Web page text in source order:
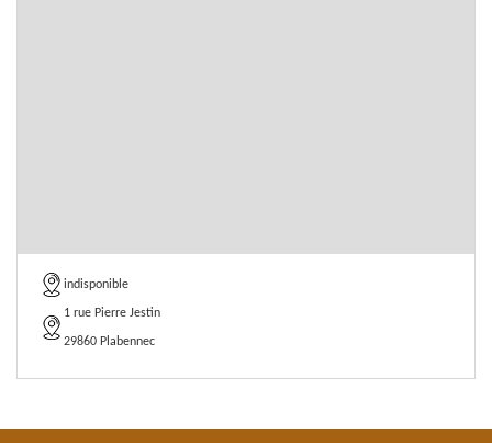
indisponible
1 rue Pierre Jestin
29860 Plabennec